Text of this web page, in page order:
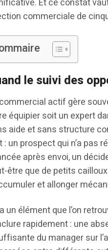
Et ce constat
commerciale de
le suivi des
actif gère
équipier soit un expert
aide et sans structure
: un prospect qui n’a pas
après envoi, un
être que de petits
et allonger
un élément que l’on
rapidement : une
du manager sur